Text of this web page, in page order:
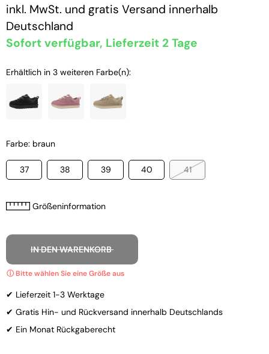
inkl. MwSt. und gratis Versand innerhalb
Deutschland
Sofort verfügbar, Lieferzeit 2 Tage
Erhältlich in 3 weiteren Farbe(n):
Farbe: braun
37 38 39 40 41
Größeninformation
IN DEN WARENKORB
✔ Lieferzeit 1-3 Werktage
✔ Gratis Hin- und Rückversand innerhalb Deutschlands
✔ Ein Monat Rückgaberecht